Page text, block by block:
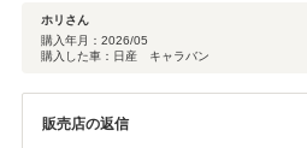
ホリさん
購入年月： 2026/05
購入した車：日産 キャラバン
販売店の返信